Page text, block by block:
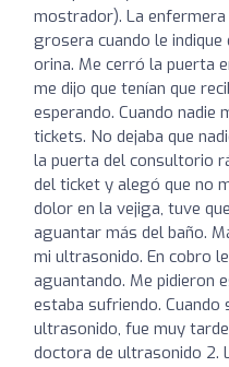
mostrador). La
grosera cuando le
orina. Me cerró la puerta
me dijo que tenían que
esperando. Cuando nadie
tickets. No dejaba que
la puerta del consultorio
del ticket y alegó que no
dolor en la vejiga, tuve
aguantar más del baño.
mi ultrasonido. En cobro
aguantando. Me pidieron
estaba sufriendo. Cuando
ultrasonido, fue muy
doctora de ultrasonido 2.